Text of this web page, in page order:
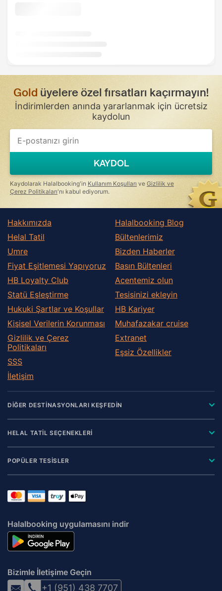
Goldüyelere özel fırsatları kaçırmayın!
İndirimlerden anında yararlanmak için ücretsiz
kaydolun
KAYDOL
Kaydolarak Halalbooking'in Kullanım Koşulları ve Gizlilik ve
Çerez Politikaları'nı kabul ediyorum.
Hakkımızda
Helal Tatil
Umre
Fiyat Eşitlemesi Yapıyoruz
HB Loyalty Club
Statü Eşleştirme
Hukuki Şartlar ve Koşullar
Kişisel Verilerin Korunması
Gizlilik ve Çerez
Politikaları
SSS
İletişim
Halalbooking Blog
Bültenlerimiz
Bizden Haberler
Basın Bültenleri
Acentemiz olun
Tesisinizi ekleyin
HB Kariyer
Muhafazakar сruise
Extranet
Eşsiz Özellikler
DİĞER DESTİNASYONLARI KEŞFEDİN
HELAL TATİL SEÇENEKLERİ
POPÜLER TESİSLER
Halalbooking uygulamasını indir
Bizimle İletişime Geçin
+1 (951) 438 7707